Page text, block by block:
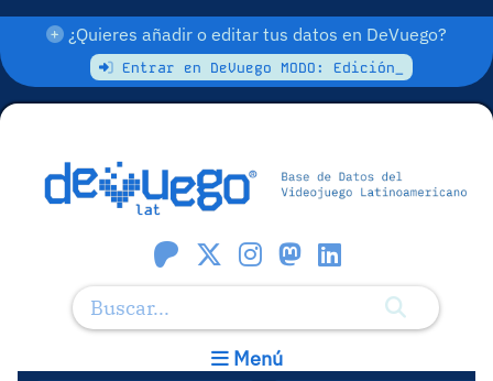
¿Quieres añadir o editar tus datos en DeVuego?
Entrar en DeVuego MODO: Edición_
Menú